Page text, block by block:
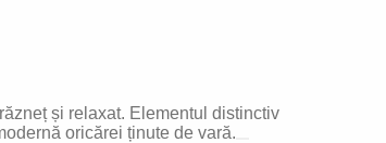
și relaxat. Elementul distinctiv
oricărei ținute de vară.